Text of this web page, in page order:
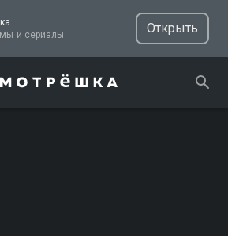
ТВ, фильмы и сериалы
Открыть